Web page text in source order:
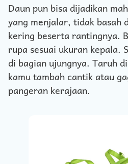
Daun pun bisa dijadikan
yang menjalar, tidak basah
kering beserta rantingnya.
rupa sesuai ukuran kepala.
di bagian ujungnya. Taruh
kamu tambah cantik atau
pangeran kerajaan.